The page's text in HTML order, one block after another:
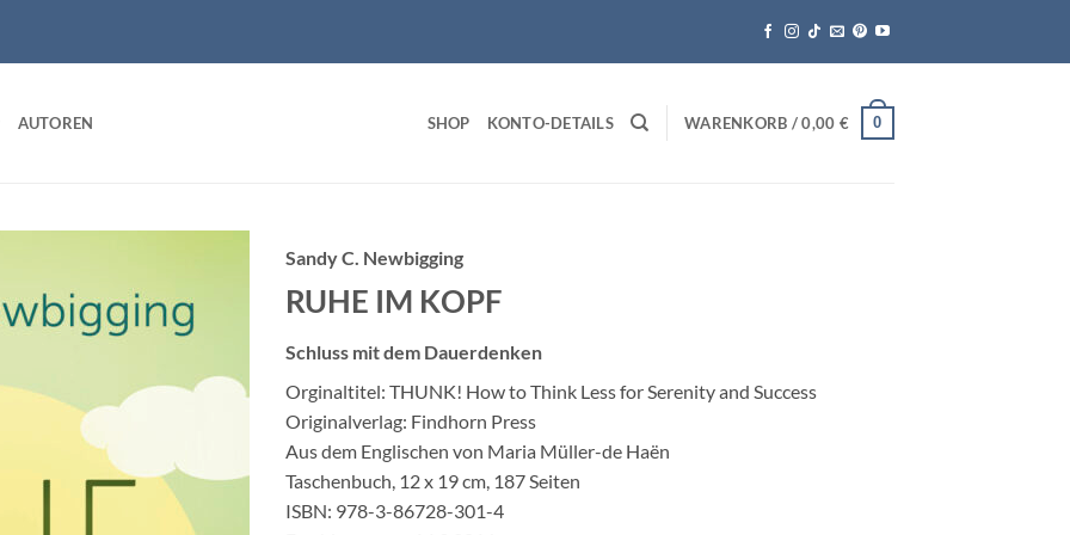
AUTOREN SHOP KONTO-DETAILS WARENKORB /0,00 € 0
Sandy C. Newbigging
RUHE IM KOPF
Schluss mit dem Dauerdenken
Orginaltitel: THUNK! How to Think Less for Serenity and Success
Originalverlag: Findhorn Press
Aus dem Englischen von Maria Müller-de Haën
Taschenbuch, 12 x 19 cm, 187 Seiten
ISBN: 978-3-86728-301-4